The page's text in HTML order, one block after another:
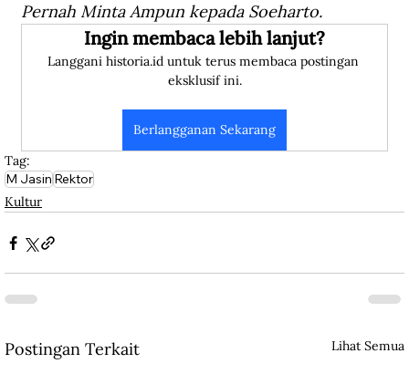
Pernah Minta Ampun kepada Soeharto.
Ingin membaca lebih lanjut?
Langgani historia.id untuk terus membaca postingan
eksklusif ini.
Berlangganan Sekarang
Tag:
M JasinRektor
Kultur
Postingan Terkait Lihat Semua